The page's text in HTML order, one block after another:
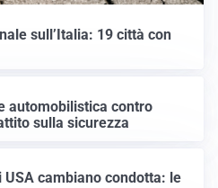
sull’Italia: 19 città con
automobilistica contro
sulla sicurezza
cambiano condotta: le